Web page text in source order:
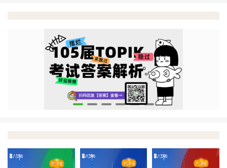
零至初 零至中 零